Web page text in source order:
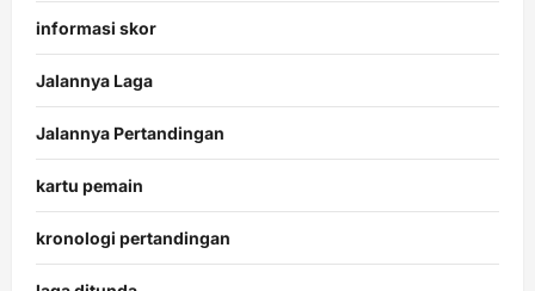
informasi skor
Jalannya Laga
Jalannya Pertandingan
kartu pemain
kronologi pertandingan